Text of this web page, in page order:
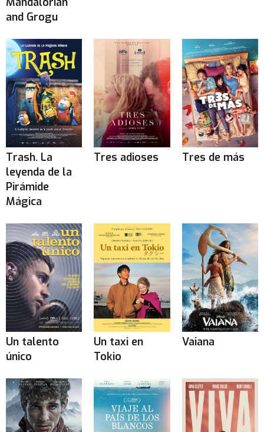
and Grogu
Trash. La
leyenda de la
Pirámide
Mágica
Tres adioses Tres de más
Un talento
único
Un taxi en
Tokio
Vaiana